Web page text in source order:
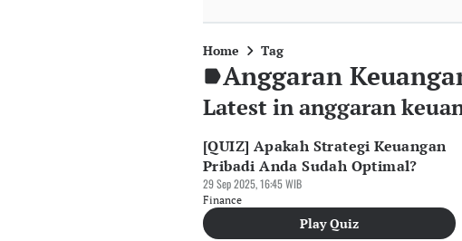
Home Tag
Anggaran
Latest in anggaran
[QUIZ] Apakah Strategi Keuangan
Pribadi Anda Sudah Optimal?
29 Sep 2025, 16:45 WIB
Finance
Play Quiz